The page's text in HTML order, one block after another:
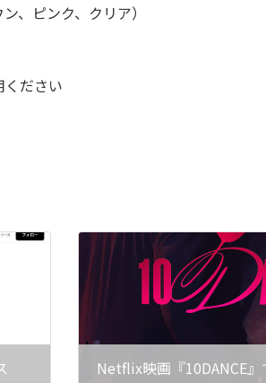
、ピンク、クリア）
ださい